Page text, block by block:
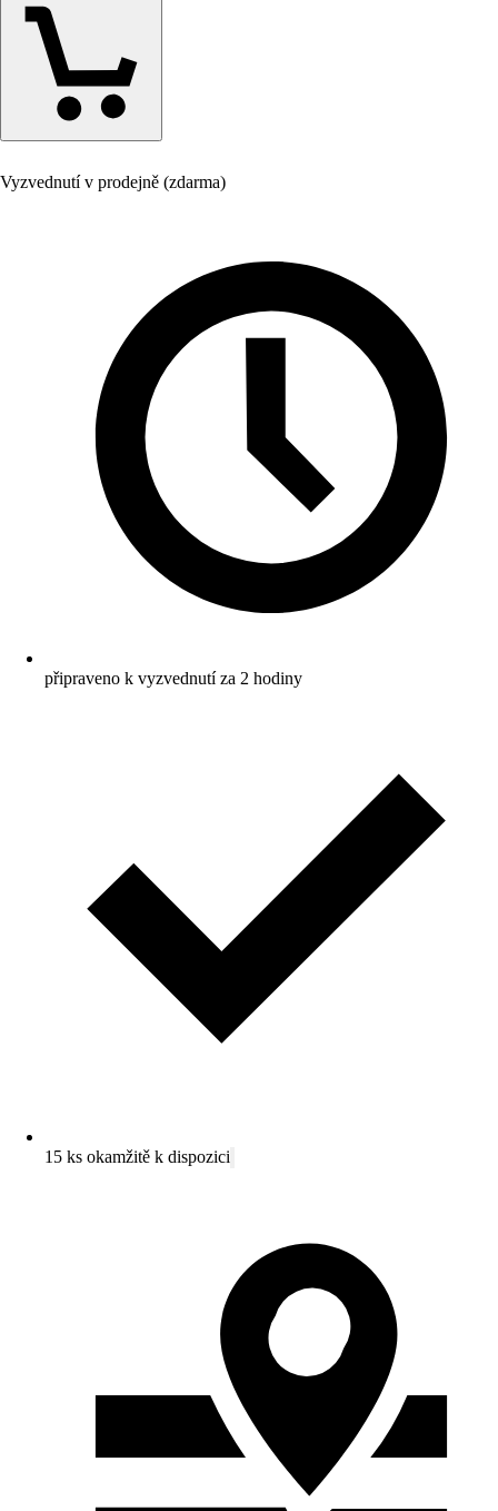
Vyzvednutí v prodejně (zdarma)
připraveno k vyzvednutí za 2 hodiny
15 ks okamžitě k dispozici